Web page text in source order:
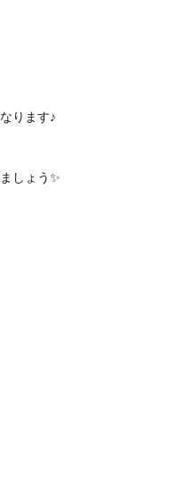
ります♪
しょう✨